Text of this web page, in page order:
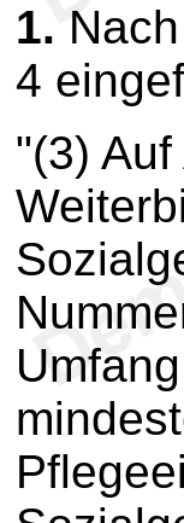
1.
4
"(3)